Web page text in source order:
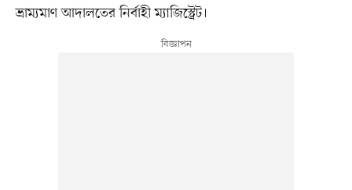
ভ্রাম্যমাণ আদালতের নির্বাহী ম্যাজিস্ট্রেট।